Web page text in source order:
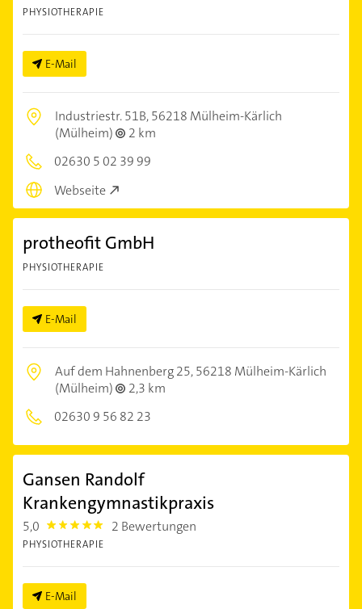
PHYSIOTHERAPIE
E-Mail
Industriestr. 51B,56218 Mülheim-Kärlich
(Mülheim)
2 km
02630 5 02 39 99
Webseite
protheofit GmbH
PHYSIOTHERAPIE
E-Mail
Auf dem Hahnenberg 25,56218 Mülheim-Kärlich
(Mülheim)
2,3 km
02630 9 56 82 23
Gansen Randolf
Krankengymnastikpraxis
5,0 5.0 2 Bewertungen
PHYSIOTHERAPIE
E-Mail